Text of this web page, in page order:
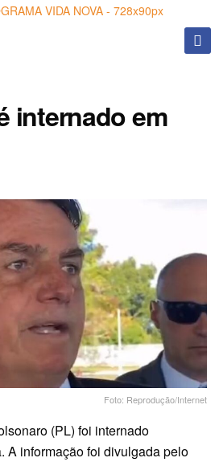
internado em
Foto: Reprodução/Internet
(PL) foi internado
A informação foi divulgada pelo